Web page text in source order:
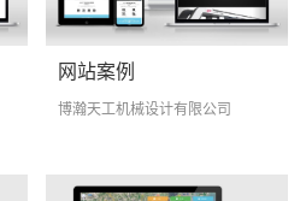
网站案例
博瀚天工机械设计有限公司